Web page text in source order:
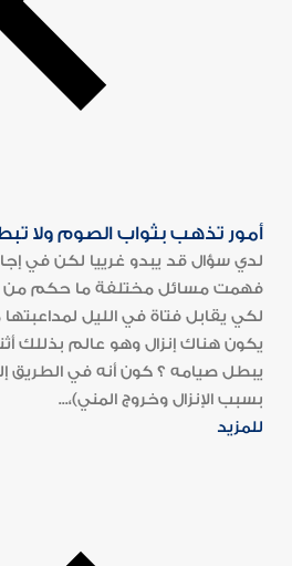
أمور تذهب بثواب الصوم ولا
لدي سؤال قد يبدو غرييا لكن في
فهمت مسائل مختلفة ما حكم من
لكي يقابل فتاة في الليل
يكون هناك إنزال وهو عالم بذللك
يبطل صيامه ؟ كون أنه في الطريق
بسبب الإنزال وخروج المني)،...
للمزيد